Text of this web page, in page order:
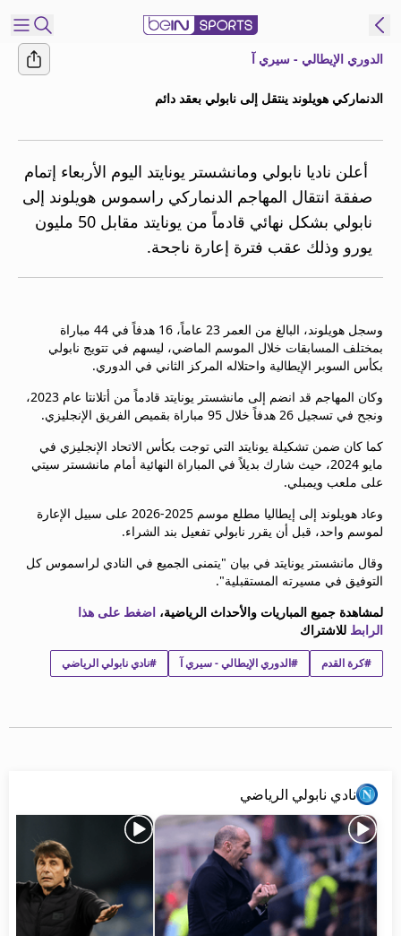
النسخة
MENA
إدارة
التنبيهات
النشرة
الإخبارية
اتصل بنا
beIN CONNECT
beIN MEDIA GROUP
ترددات beIN SPORTS
الأسئلة الأكثر شيوعاً
دليل التلفاز
احصل على beIN
معلومات عن هذا الموقع
الدوري الإيطالي - سيري آ
الدنماركي هويلوند ينتقل إلى نابولي بعقد دائم
أعلن ناديا نابولي ومانشستر يونايتد اليوم الأربعاء إتمام
صفقة انتقال المهاجم الدنماركي راسموس هويلوند إلى
نابولي بشكل نهائي قادماً من يونايتد مقابل 50 مليون
يورو وذلك عقب فترة إعارة ناجحة.
وسجل هويلوند، البالغ من العمر 23 عاماً، 16 هدفاً في 44 مباراة
بمختلف المسابقات خلال الموسم الماضي، ليسهم في تتويج نابولي
بكأس السوبر الإيطالية واحتلاله المركز الثاني في الدوري.
وكان المهاجم قد انضم إلى مانشستر يونايتد قادماً من أتلانتا عام 2023،
ونجح في تسجيل 26 هدفاً خلال 95 مباراة بقميص الفريق الإنجليزي.
كما كان ضمن تشكيلة يونايتد التي توجت بكأس الاتحاد الإنجليزي في
مايو 2024، حيث شارك بديلاً في المباراة النهائية أمام مانشستر سيتي
على ملعب ويمبلي.
وعاد هويلوند إلى إيطاليا مطلع موسم 2025-2026 على سبيل الإعارة
لموسم واحد، قبل أن يقرر نابولي تفعيل بند الشراء.
وقال مانشستر يونايتد في بيان "يتمنى الجميع في النادي لراسموس كل
التوفيق في مسيرته المستقبلية".
لمشاهدة جميع المباريات والأحداث الرياضية، اضغط على هذا
الرابط للاشتراك
#كرة القدم #الدوري الإيطالي - سيري آ #نادي نابولي الرياضي
نادي نابولي الرياضي